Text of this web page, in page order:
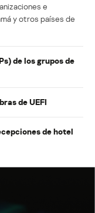
e
y otros países de
de los grupos de
de UEFI
de hotel